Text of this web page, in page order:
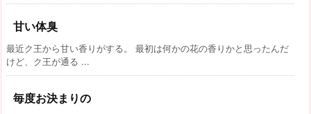
甘い体臭
最近ク王から甘い香りがする。 最初は何かの花の香りかと思ったんだ
けど、ク王が通る ...
毎度お決まりの